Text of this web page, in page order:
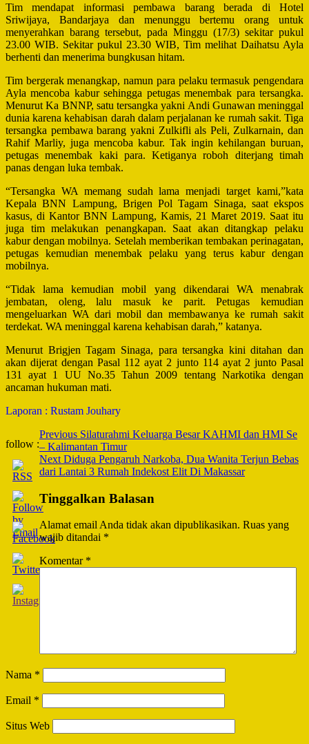
Tim mendapat informasi pembawa barang berada di Hotel
Sriwijaya, Bandarjaya dan menunggu bertemu orang untuk
menyerahkan barang tersebut, pada Minggu (17/3) sekitar pukul
23.00 WIB. Sekitar pukul 23.30 WIB, Tim melihat Daihatsu Ayla
berhenti dan menerima bungkusan hitam.
Tim bergerak menangkap, namun para pelaku termasuk pengendara
Ayla mencoba kabur sehingga petugas menembak para tersangka.
Menurut Ka BNNP, satu tersangka yakni Andi Gunawan meninggal
dunia karena kehabisan darah dalam perjalanan ke rumah sakit. Tiga
tersangka pembawa barang yakni Zulkifli als Peli, Zulkarnain, dan
Rahif Marliy, juga mencoba kabur. Tak ingin kehilangan buruan,
petugas menembak kaki para. Ketiganya roboh diterjang timah
panas dengan luka tembak.
“Tersangka WA memang sudah lama menjadi target kami,”kata
Kepala BNN Lampung, Brigen Pol Tagam Sinaga, saat ekspos
kasus, di Kantor BNN Lampung, Kamis, 21 Maret 2019. Saat itu
juga tim melakukan penangkapan. Saat akan ditangkap pelaku
kabur dengan mobilnya. Setelah memberikan tembakan perinagatan,
petugas kemudian menembak pelaku yang terus kabur dengan
mobilnya.
“Tidak lama kemudian mobil yang dikendarai WA menabrak
jembatan, oleng, lalu masuk ke parit. Petugas kemudian
mengeluarkan WA dari mobil dan membawanya ke rumah sakit
terdekat. WA meninggal karena kehabisan darah,” katanya.
Menurut Brigjen Tagam Sinaga, para tersangka kini ditahan dan
akan dijerat dengan Pasal 112 ayat 2 junto 114 ayat 2 junto Pasal
131 ayat 1 UU No.35 Tahun 2009 tentang Narkotika dengan
ancaman hukuman mati.
Laporan : Rustam Jouhary
follow :
Post
Navigation
Previous Silaturahmi Keluarga Besar KAHMI dan HMI Se
– Kalimantan Timur
Next Diduga Pengaruh Narkoba, Dua Wanita Terjun Bebas
dari Lantai 3 Rumah Indekost Elit Di Makassar
Tinggalkan Balasan
Alamat email Anda tidak akan dipublikasikan. Ruas yang
wajib ditandai *
Komentar *
Nama *
Email *
Situs Web